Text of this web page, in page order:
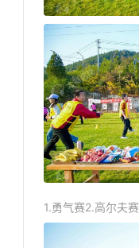
1.勇气赛2.高尔夫赛